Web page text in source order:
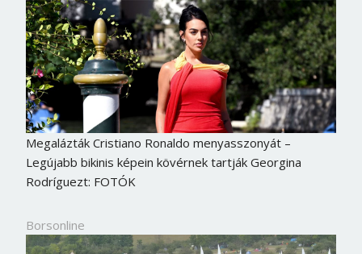
Megalázták Cristiano Ronaldo menyasszonyát –
Legújabb bikinis képein kövérnek tartják Georgina
Rodríguezt: FOTÓK
Borsonline